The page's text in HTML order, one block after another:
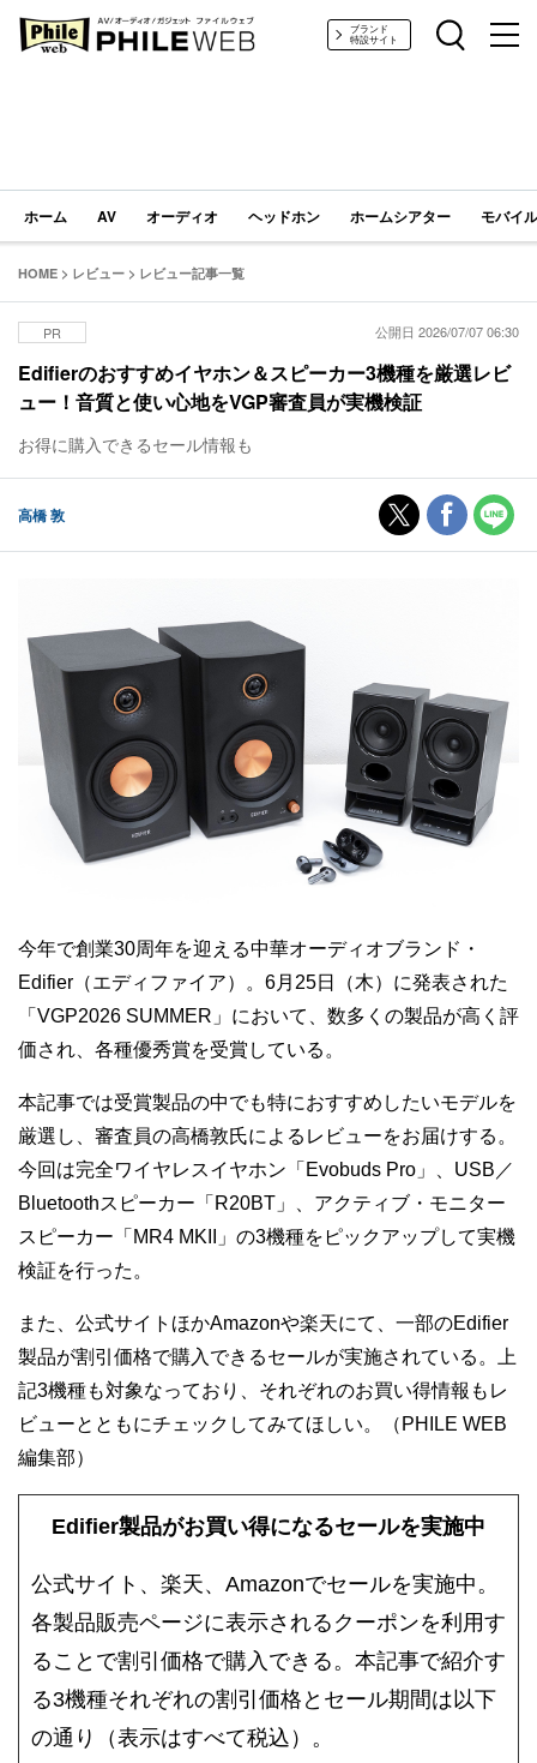
PHILE WEB｜AV/オーディオ/ガジェットブランド
特設サイト
ホーム AV オーディオ ヘッドホン ホームシアター モバイ
HOME > レビュー > レビュー記事一覧
PR 公開日 2026/07/07 06:30
Edifierのおすすめイヤホン＆スピーカー3機種を厳選レビ
ュー！音質と使い心地をVGP審査員が実機検証
お得に購入できるセール情報も
高橋 敦
今年で創業30周年を迎える中華オーディオブランド・
Edifier（エディファイア）。6月25日（木）に発表された
「VGP2026 SUMMER」において、数多くの製品が高く評
価され、各種優秀賞を受賞している。
本記事では受賞製品の中でも特におすすめしたいモデルを
厳選し、審査員の高橋敦氏によるレビューをお届けする。
今回は完全ワイヤレスイヤホン「Evobuds Pro」、USB／
Bluetoothスピーカー「R20BT」、アクティブ・モニター
スピーカー「MR4 MKII」の3機種をピックアップして実機
検証を行った。
また、公式サイトほかAmazonや楽天にて、一部のEdifier
製品が割引価格で購入できるセールが実施されている。上
記3機種も対象なっており、それぞれのお買い得情報もレ
ビューとともにチェックしてみてほしい。（PHILE WEB
編集部）
Edifier製品がお買い得になるセールを実施中
公式サイト、楽天、Amazonでセールを実施中。
各製品販売ページに表示されるクーポンを利用す
ることで割引価格で購入できる。 本記事で紹介す
る3機種それぞれの割引価格とセール期間は以下
の通り（表示はすべて税込）。